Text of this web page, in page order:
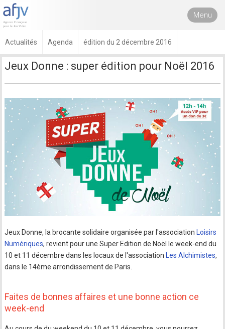
Menu
Actualités Agenda édition du 2 décembre 2016
Jeux Donne : super édition pour Noël 2016
Jeux Donne, la brocante solidaire organisée par l'association Loisirs
Numériques, revient pour une Super Edition de Noël le week-end du
10 et 11 décembre dans les locaux de l'association Les Alchimistes,
dans le 14ème arrondissement de Paris.
Faites de bonnes affaires et une bonne action ce
week-end